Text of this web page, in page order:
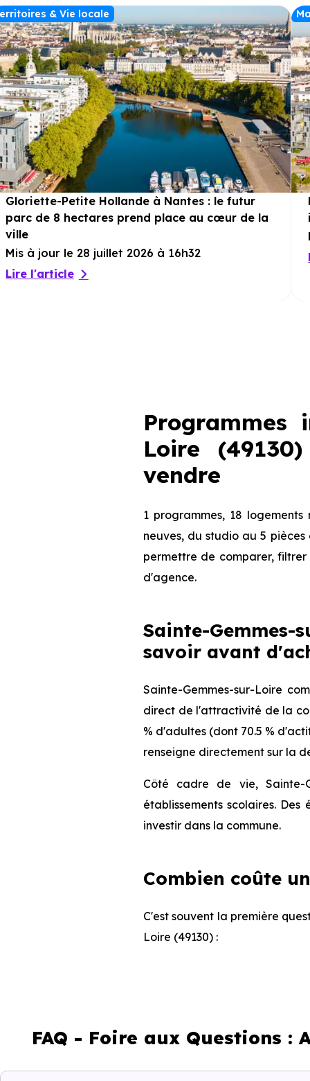
& Vie locale
Gloriette-Petite Hollande à Nantes : le futur
parc de 8 hectares prend place au cœur de la
ville
Mis à jour le 28 juillet 2026 à 16h32
Lire l'article
Programmes
Loire
vendre
1 programmes, 18
neuves, du studio au 5 pièces
permettre de comparer,
d'agence.
Sainte-
savoir avant
Sainte-Gemmes-sur-Loire
direct de l'attractivité de la
% d'adultes (dont 70.5 %
renseigne directement sur la
Côté cadre de vie, Sainte-
établissements scolaires.
investir dans la commune.
Combien coûte
C'est souvent la première
Loire (49130) :
Appartement
Maison
FAQ - Foire aux Questions :